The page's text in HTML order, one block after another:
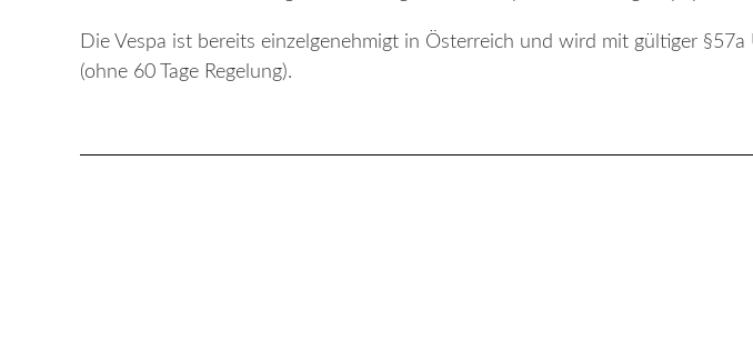
Die Vespa ist bereits einzelgenehmigt in Österreich und wird mit gültiger
(ohne 60 Tage Regelung).